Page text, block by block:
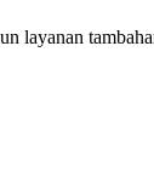
layanan